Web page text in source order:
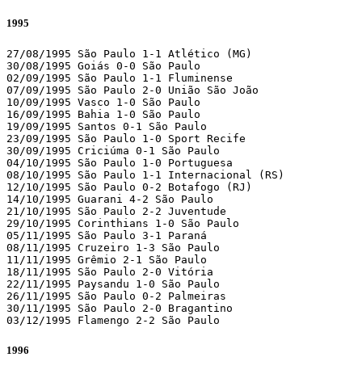
1995
27/08/1995 São Paulo 1-1 Atlético (MG)
30/08/1995 Goiás 0-0 São Paulo
02/09/1995 São Paulo 1-1 Fluminense
07/09/1995 São Paulo 2-0 União São João
10/09/1995 Vasco 1-0 São Paulo
16/09/1995 Bahia 1-0 São Paulo
19/09/1995 Santos 0-1 São Paulo
23/09/1995 São Paulo 1-0 Sport Recife
30/09/1995 Criciúma 0-1 São Paulo
04/10/1995 São Paulo 1-0 Portuguesa
08/10/1995 São Paulo 1-1 Internacional (RS)
12/10/1995 São Paulo 0-2 Botafogo (RJ)
14/10/1995 Guarani 4-2 São Paulo
21/10/1995 São Paulo 2-2 Juventude
29/10/1995 Corinthians 1-0 São Paulo
05/11/1995 São Paulo 3-1 Paraná
08/11/1995 Cruzeiro 1-3 São Paulo
11/11/1995 Grêmio 2-1 São Paulo
18/11/1995 São Paulo 2-0 Vitória
22/11/1995 Paysandu 1-0 São Paulo
26/11/1995 São Paulo 0-2 Palmeiras
30/11/1995 São Paulo 2-0 Bragantino
03/12/1995 Flamengo 2-2 São Paulo
1996